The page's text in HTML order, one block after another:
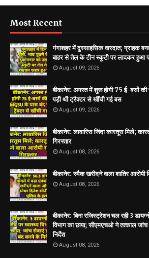
Most Recent
गंगाशहर में दुस्साहसिक वारदात; ग्राहक
बाहर से तेल के टीन स्कूटी पर लादकर हुआ
August 09, 2026
बीकानेर: अगस्त में शुरू होगी 75 ई-बसों
पड़ी थी ट्रैक्टर से खींची गई बस
August 09, 2026
बीकानेर: लावारिस जिंदा कारतूस मिले;
गिरफ्तार
August 08, 2026
बीकानेर: स्मैक खरीदने वाला शातिर आरोपी
August 08, 2026
बीकानेर: बिना रजिस्ट्रेशन चल रही 3
विभाग का छापा; सीएमएचओ ने तत्काल
निर्देश
August 08, 2026